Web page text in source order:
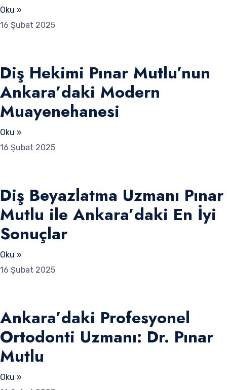
Oku »
16 Şubat 2025
Diş Hekimi Pınar Mutlu’nun
Ankara’daki Modern
Muayenehanesi
Oku »
16 Şubat 2025
Diş Beyazlatma Uzmanı Pınar
Mutlu ile Ankara’daki En İyi
Sonuçlar
Oku »
16 Şubat 2025
Ankara’daki Profesyonel
Ortodonti Uzmanı: Dr. Pınar
Mutlu
Oku »